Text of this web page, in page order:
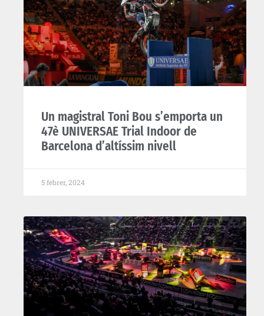
Un magistral Toni Bou s’emporta un
47è UNIVERSAE Trial Indoor de
Barcelona d’altíssim nivell
5 febrer, 2024